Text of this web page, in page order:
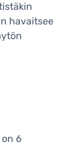
havaitsee
6